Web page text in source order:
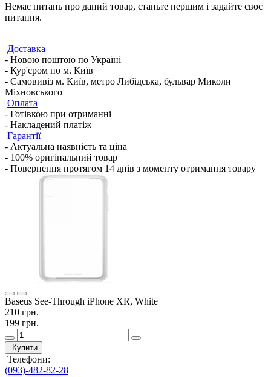
Немає питань про даний товар, станьте першим і задайте своє
питання.
Доставка
- Новою поштою по Україні
- Кур'єром по м. Київ
- Самовивіз м. Київ, метро Либідська, бульвар Миколи
Міхновського
Оплата
- Готівкою при отриманні
- Накладений платіж
Гарантії
- Актуальна наявність та ціна
- 100% оригінальний товар
- Повернення протягом 14 днів з моменту отримання товару
Baseus See-Through iPhone XR, White
210 грн.
199 грн.
Купити
Телефони:
(093)-482-82-28